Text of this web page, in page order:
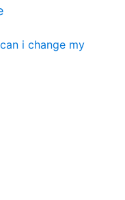
i change my